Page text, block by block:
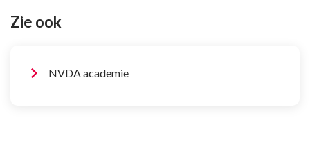
Zie ook
NVDA academie